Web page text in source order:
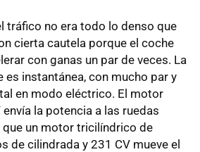
tráfico no era todo lo denso que
cierta cautela porque el coche
con ganas un par de veces. La
es instantánea, con mucho par y
en modo eléctrico. El motor
la potencia a las ruedas
un motor tricilíndrico de
de cilindrada y 231 CV mueve el